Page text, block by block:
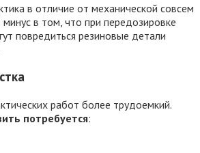
в отличие от механической совсем
в том, что при передозировке
повредиться резиновые детали
работ более трудоемкий.
потребуется: